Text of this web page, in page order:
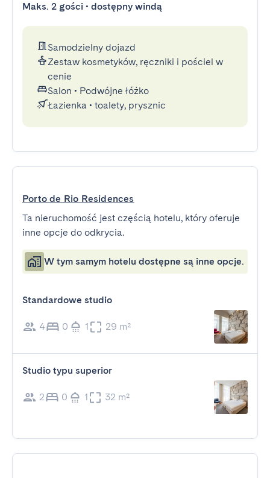
Maks. 2 gości • dostępny windą
Samodzielny dojazd
Zestaw kosmetyków, ręczniki i pościel w
cenie
Salon • Podwójne łóżko
Łazienka • toalety, prysznic
Porto de Rio Residences
Ta nieruchomość jest częścią hotelu, który oferuje
inne opcje do odkrycia.
W tym samym hotelu dostępne są inne opcje.
Standardowe studio
4 0 1 29 m²
Studio typu superior
2 0 1 32 m²